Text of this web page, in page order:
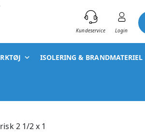
Kundeservice Login
ISOLERING & BRANDMATERIEL
2 1/2 x 1